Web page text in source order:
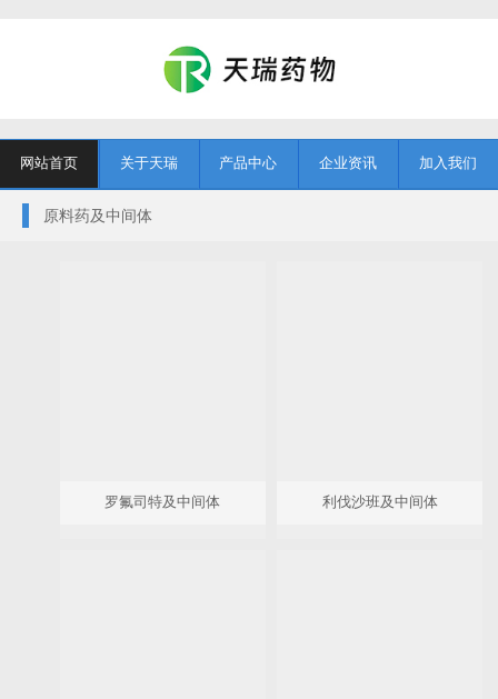
网站首页 关于天瑞 产品中心 企业资讯 加入我们
原料药及中间体
罗氟司特及中间体 利伐沙班及中间体